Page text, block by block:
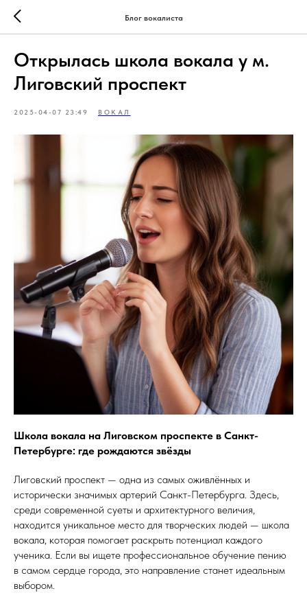
Блог вокалиста
Открылась школа вокала у м.
Лиговский проспект
2025-04-07 23:49 ВОКАЛ
Школа вокала на Лиговском проспекте в Санкт-
Петербурге: где рождаются звёзды
Лиговский проспект — одна из самых оживлённых и
исторически значимых артерий Санкт-Петербурга. Здесь,
среди современной суеты и архитектурного величия,
находится уникальное место для творческих людей — школа
вокала, которая помогает раскрыть потенциал каждого
ученика. Если вы ищете профессиональное обучение пению
в самом сердце города, это направление станет идеальным
выбором.